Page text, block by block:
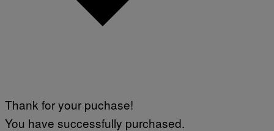
Thank for your puchase!
You have successfully purchased.